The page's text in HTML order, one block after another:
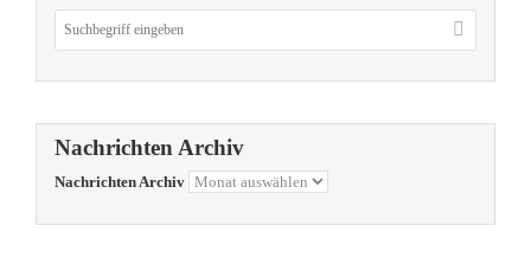
Nachrichten Archiv
Nachrichten Archiv